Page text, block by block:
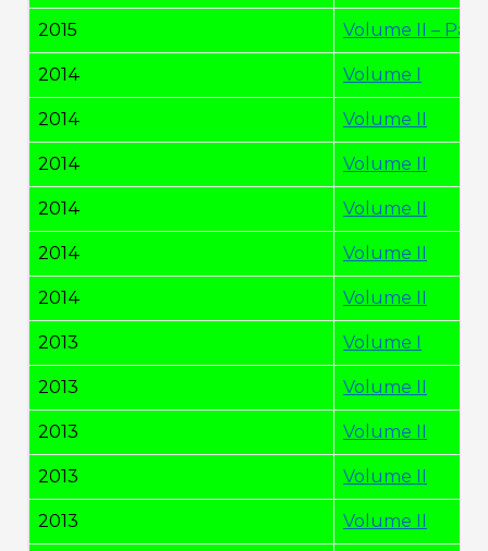
2015 Volume II – Pág.
2014 Volume I
2014 Volume II
2014 Volume II
2014 Volume II
2014 Volume II
2014 Volume II
2013 Volume I
2013 Volume II
2013 Volume II
2013 Volume II
2013 Volume II